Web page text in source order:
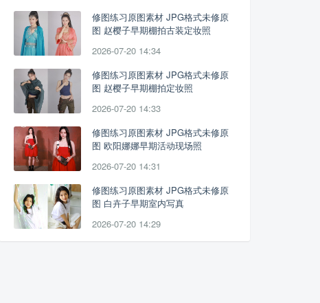
修图练习原图素材 JPG格式未修原
图 赵樱子早期棚拍古装定妆照
2026-07-20 14:34
修图练习原图素材 JPG格式未修原
图 赵樱子早期棚拍定妆照
2026-07-20 14:33
修图练习原图素材 JPG格式未修原
图 欧阳娜娜早期活动现场照
2026-07-20 14:31
修图练习原图素材 JPG格式未修原
图 白卉子早期室内写真
2026-07-20 14:29